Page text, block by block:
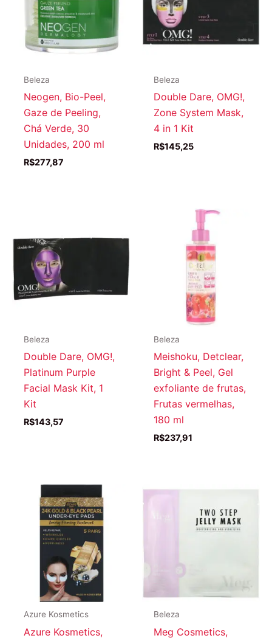
Beleza
Neogen, Bio-Peel,
Gaze de Peeling,
Chá Verde, 30
Unidades, 200 ml
R$277,87
Beleza
Double Dare, OMG!,
Zone System Mask,
4 in 1 Kit
R$145,25
Beleza
Double Dare, OMG!,
Platinum Purple
Facial Mask Kit, 1
Kit
R$143,57
Beleza
Meishoku, Detclear,
Bright & Peel, Gel
exfoliante de frutas,
Frutas vermelhas,
180 ml
R$237,91
Azure Kosmetics
Azure Kosmetics,
Beleza
Meg Cosmetics,